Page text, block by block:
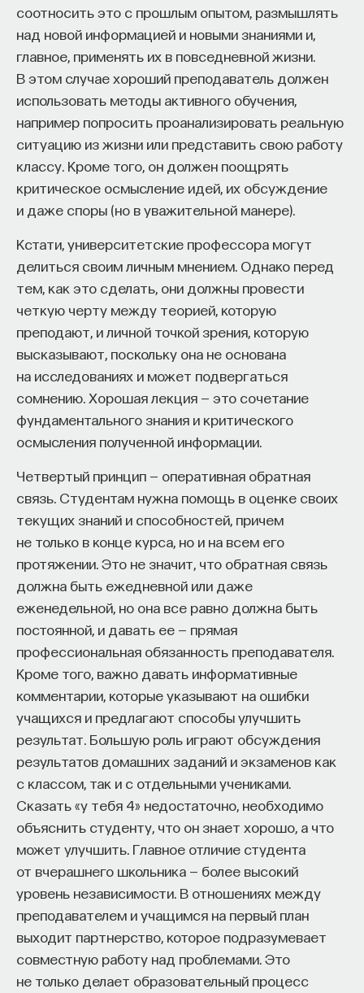
соотносить это с прошлым опытом, размышлять
над новой информацией и новыми знаниями и,
главное, применять их в повседневной жизни.
В этом случае хороший преподаватель должен
использовать методы активного обучения,
например попросить проанализировать реальную
ситуацию из жизни или представить свою работу
классу. Кроме того, он должен поощрять
критическое осмысление идей, их обсуждение
и даже споры (но в уважительной манере).
Кстати, университетские профессора могут
делиться своим личным мнением. Однако перед
тем, как это сделать, они должны провести
четкую черту между теорией, которую
преподают, и личной точкой зрения, которую
высказывают, поскольку она не основана
на исследованиях и может подвергаться
сомнению. Хорошая лекция — это сочетание
фундаментального знания и критического
осмысления полученной информации.
Четвертый принцип — оперативная обратная
связь. Студентам нужна помощь в оценке своих
текущих знаний и способностей, причем
не только в конце курса, но и на всем его
протяжении. Это не значит, что обратная связь
должна быть ежедневной или даже
еженедельной, но она все равно должна быть
постоянной, и давать ее — прямая
профессиональная обязанность преподавателя.
Кроме того, важно давать информативные
комментарии, которые указывают на ошибки
учащихся и предлагают способы улучшить
результат. Большую роль играют обсуждения
результатов домашних заданий и экзаменов как
с классом, так и с отдельными учениками.
Сказать «у тебя 4» недостаточно, необходимо
объяснить студенту, что он знает хорошо, а что
может улучшить. Главное отличие студента
от вчерашнего школьника — более высокий
уровень независимости. В отношениях между
преподавателем и учащимся на первый план
выходит партнерство, которое подразумевает
совместную работу над проблемами. Это
не только делает образовательный процесс
ИСКУССТВЕННЫЙ ИНТЕЛЛЕКТ
220 публикаций
ИСКУССТВЕННЫЙ ИНТЕЛЛЕКТ УНИВЕРСИТЕТ
НЕЙРОСЕТЕВЫЕ АРХИТЕКТУРЫ
Что такое партнёрский материал?
Внеси свой вклад в дело
просвещения!
ПОДДЕРЖАТЬ ПОСТНАУКУ